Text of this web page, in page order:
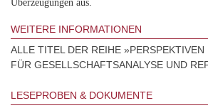
Überzeugungen aus.
WEITERE INFORMATIONEN
ALLE TITEL DER REIHE
FÜR GESELLSCHAFTSANALYSE UND
LESEPROBEN & DOKUMENTE